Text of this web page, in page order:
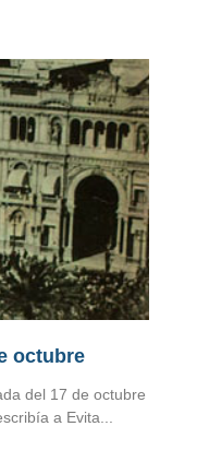
octubre
del 17 de octubre
a Evita...